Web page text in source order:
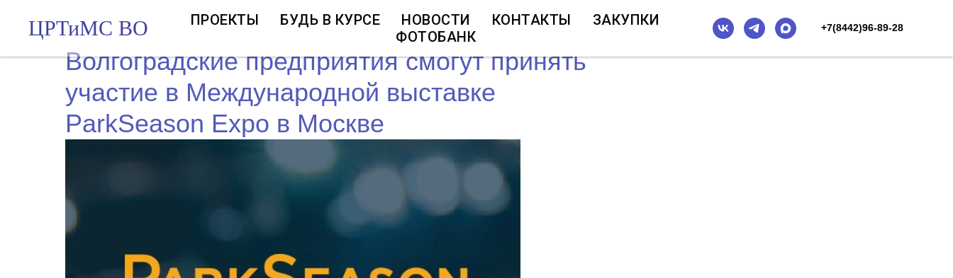
ЦРТиМС ВО ПРОЕКТЫ БУДЬ В КУРСЕ НОВОСТИ КОНТАКТЫ
ЗАКУПКИ
ФОТОБАНК
+7(8442)96-89-28
Волгоградские предприятия смогут принять
участие в Международной выставке
ParkSeason Expo в Москве